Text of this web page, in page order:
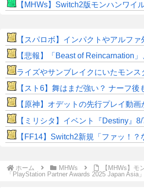
【MHWs】Switch2版モンハンワイルズ
【スパロボ】インパクトやアルファ外伝くらいのバランス求む！！ → インパクトも最終的には
【悲報】「Beast of Reincarnation」、
ライズやサンブレイクにいたモンスターを復活モン
【スト6】舞はまだ強い？ ナーフ後も「上位キャラ」「意
【原神】オデットの先行プレイ動画が公開！星電
【ミリシタ】イベント『Destiny』8/7 0時時点でのポイ
【FF14】Switch2新規「ファッ！？なんやこのゲームゥ…お使いばっかやんけw」←お使
ホーム MHWs
【MHWs】モ
「PlayStation Partner Awards 2025 Japan Asia